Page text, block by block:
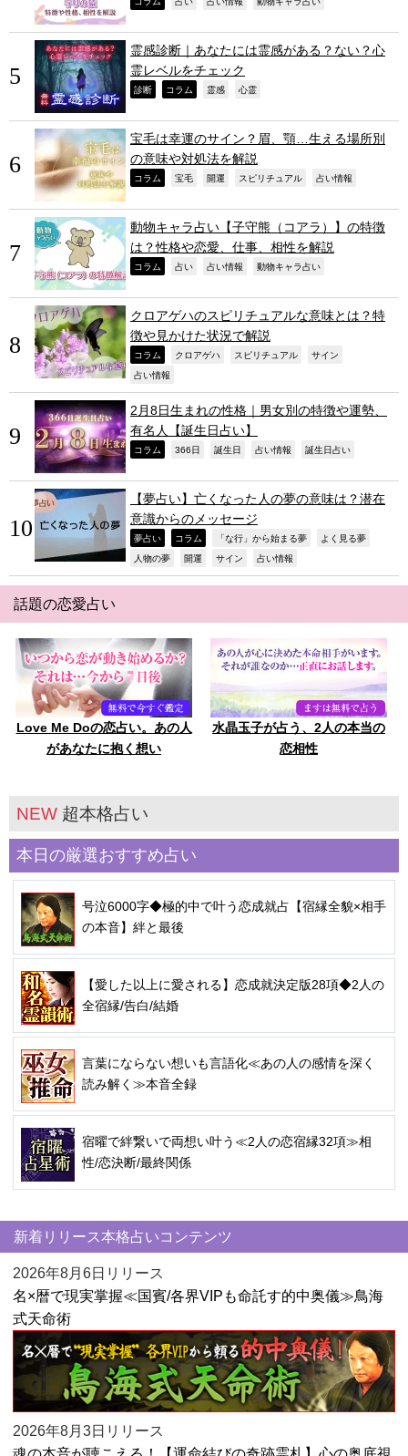
霊感診断｜あなたには霊感がある？ない？心
霊レベルをチェック
診断 コラム 霊感 心霊
宝毛は幸運のサイン？眉、顎…生える場所別
の意味や対処法を解説
コラム 宝毛 開運 スピリチュアル 占い情報
動物キャラ占い【子守熊（コアラ）】の特徴
は？性格や恋愛、仕事、相性を解説
コラム 占い 占い情報 動物キャラ占い
クロアゲハのスピリチュアルな意味とは？特
徴や見かけた状況で解説
コラム クロアゲハ スピリチュアル サイン
占い情報
2月8日生まれの性格｜男女別の特徴や運勢、
有名人【誕生日占い】
コラム 366日 誕生日 占い情報 誕生日占い
【夢占い】亡くなった人の夢の意味は？潜在
意識からのメッセージ
夢占い コラム 「な行」から始まる夢 よく見る夢
人物の夢 開運 サイン 占い情報
話題の恋愛占い
Love Me Doの恋占い。あの人
があなたに抱く想い
水晶玉子が占う、2人の本当の
恋相性
NEW 超本格占い
本日の厳選おすすめ占い
号泣6000字◆極的中で叶う恋成就占【宿縁全貌×相手
の本音】絆と最後
【愛した以上に愛される】恋成就決定版28項◆2人の
全宿縁/告白/結婚
言葉にならない想いも言語化≪あの人の感情を深く
読み解く≫本音全録
宿曜で絆繋いで両想い叶う≪2人の恋宿縁32項≫相
性/恋決断/最終関係
新着リリース本格占いコンテンツ
2026年8月6日リリース
名×暦で現実掌握≪国賓/各界VIPも命託す的中奥儀≫鳥海
式天命術
2026年8月3日リリース